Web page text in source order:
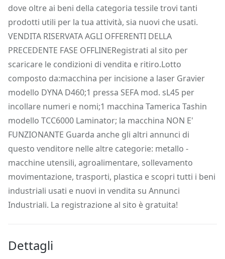
dove oltre ai beni della categoria tessile trovi tanti
prodotti utili per la tua attività, sia nuovi che usati.
VENDITA RISERVATA AGLI OFFERENTI DELLA
PRECEDENTE FASE OFFLINERegistrati al sito per
scaricare le condizioni di vendita e ritiro.Lotto
composto da:macchina per incisione a laser Gravier
modello DYNA D460;1 pressa SEFA mod. sL45 per
incollare numeri e nomi;1 macchina Tamerica Tashin
modello TCC6000 Laminator; la macchina NON E'
FUNZIONANTE Guarda anche gli altri annunci di
questo venditore nelle altre categorie: metallo -
macchine utensili, agroalimentare, sollevamento
movimentazione, trasporti, plastica e scopri tutti i beni
industriali usati e nuovi in vendita su Annunci
Industriali. La registrazione al sito è gratuita!
Dettagli